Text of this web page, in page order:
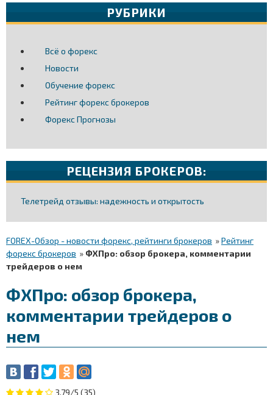
РУБРИКИ
Всё о форекс
Новости
Обучение форекс
Рейтинг форекс брокеров
Форекс Прогнозы
РЕЦЕНЗИЯ БРОКЕРОВ:
Телетрейд отзывы: надежность и открытость
FOREX-Обзор - новости форекс, рейтинги брокеров »Рейтинг
форекс брокеров » ФХПро: обзор брокера, комментарии
трейдеров о нем
ФХПро: обзор брокера,
комментарии трейдеров о
нем
3.79/5 (35)